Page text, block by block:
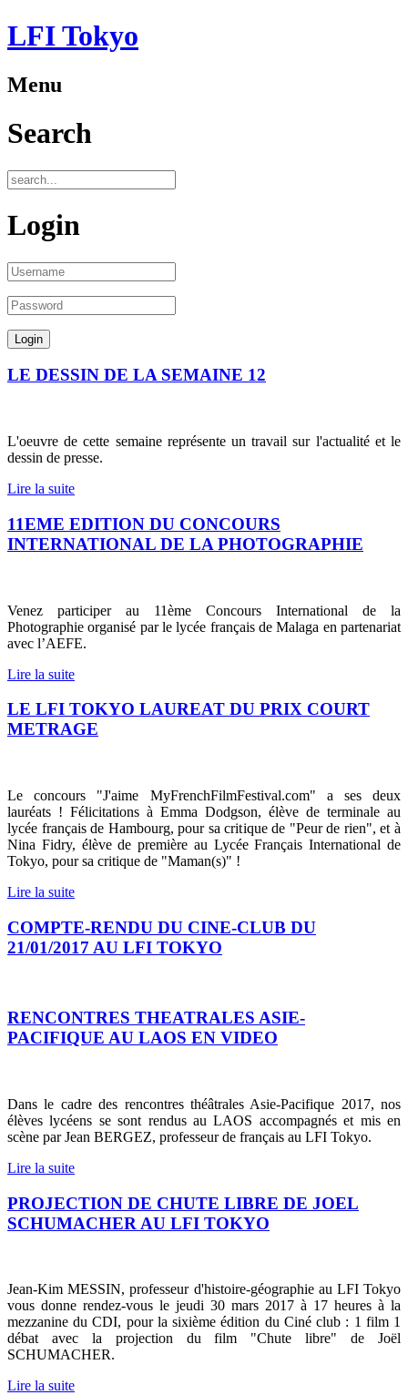
LFI Tokyo
Menu
Search
Login
LE DESSIN DE LA SEMAINE 12
L'oeuvre de cette semaine représente un travail sur l'actualité et le
dessin de presse.
Lire la suite
11EME EDITION DU CONCOURS
INTERNATIONAL DE LA PHOTOGRAPHIE
Venez participer au 11ème Concours International de la
Photographie organisé par le lycée français de Malaga en partenariat
avec l’AEFE.
Lire la suite
LE LFI TOKYO LAUREAT DU PRIX COURT
METRAGE
Le concours "J'aime MyFrenchFilmFestival.com" a ses deux
lauréats ! Félicitations à Emma Dodgson, élève de terminale au
lycée français de Hambourg, pour sa critique de "Peur de rien", et à
Nina Fidry, élève de première au Lycée Français International de
Tokyo, pour sa critique de "Maman(s)" !
Lire la suite
COMPTE-RENDU DU CINE-CLUB DU
21/01/2017 AU LFI TOKYO
RENCONTRES THEATRALES ASIE-
PACIFIQUE AU LAOS EN VIDEO
Dans le cadre des rencontres théâtrales Asie-Pacifique 2017, nos
élèves lycéens se sont rendus au LAOS accompagnés et mis en
scène par Jean BERGEZ, professeur de français au LFI Tokyo.
Lire la suite
PROJECTION DE CHUTE LIBRE DE JOEL
SCHUMACHER AU LFI TOKYO
Jean-Kim MESSIN, professeur d'histoire-géographie au LFI Tokyo
vous donne rendez-vous le jeudi 30 mars 2017 à 17 heures à la
mezzanine du CDI, pour la sixième édition du Ciné club : 1 film 1
débat avec la projection du film "Chute libre" de Joël
SCHUMACHER.
Lire la suite